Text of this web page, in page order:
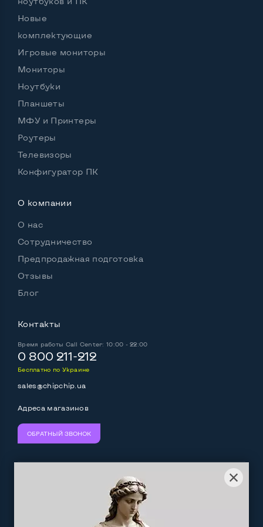
Разъемы подключения:
Выход VGA
Выход DVIДа
Выход HDMI
Выход DisplayPort
Новые
комплектующие
Игровые мониторы
Мониторы
Ноутбуки
Планшеты
МФУ и Принтеры
Роутеры
Телевизоры
Конфигуратор ПК
О компании
О нас
Сотрудничество
Предпродажная подготовка
Отзывы
Блог
Контакты
Время работы Call Center: 10:00 - 22:00
0 800 211-212
Бесплатно по Украине
sales@chipchip.ua
Адреса магазинов
ОБРАТНЫЙ ЗВОНОК
Следите за нами:
Work.ua— самий кльовий